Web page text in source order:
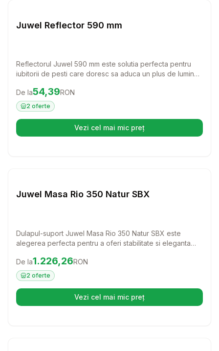
Juwel Reflector 590 mm
Reflectorul Juwel 590 mm este solutia perfecta pentru
iubitorii de pesti care doresc sa aduca un plus de lumina
la maximizarea iluminarii, oferind un mediu optim pentru
pestii si plantele tale.
Preț:54.39 RON
De la54,39RON
2 oferte
Vezi cel mai mic preț(se deschide într-o filă nouă)
Juwel Masa Rio 350 Natur SBX
Dulapul-suport Juwel Masa Rio 350 Natur SBX este
alegerea perfecta pentru a oferi stabilitate si eleganta
exceptionala, acest dulap nu doar completeaza decorul,
ci si ofera un spatiu generos de depozitare pentru toate
accesoriile tale de acvariu.
Preț:1226.26 RON
De la1.226,26RON
2 oferte
Vezi cel mai mic preț(se deschide într-o filă nouă)